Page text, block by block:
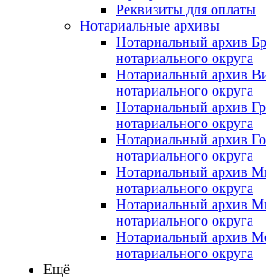
Реквизиты для оплаты
Нотариальные архивы
Нотариальный архив
нотариального округа
Нотариальный архив
нотариального округа
Нотариальный архив
нотариального округа
Нотариальный архив
нотариального округа
Нотариальный архив
нотариального округа
Нотариальный архив
нотариального округа
Нотариальный архив
нотариального округа
Ещё